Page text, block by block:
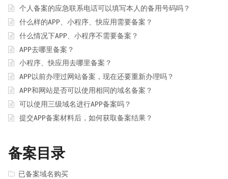
个人备案的应急联系电话可以填写本人的备用号码吗？
什么样的APP、小程序、快应用需要备案？
什么情况下APP、小程序不需要备案？
APP去哪里备案？
小程序、快应用去哪里备案？
APP以前办理过网站备案，现在还要重新办理吗？
APP和网站是否可以使用相同的域名备案？
可以使用三级域名进行APP备案吗？
提交APP备案材料后，如何获取备案结果？
备案目录
已备案域名购买